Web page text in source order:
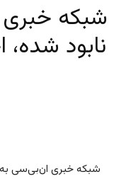
شبکه خبری
نابود
شبکه خبری ان‌بی‌سی به